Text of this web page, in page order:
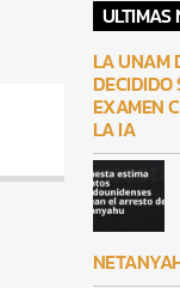
ULTIMAS
LA UNAM
DECIDIDO
EXAMEN
LA IA